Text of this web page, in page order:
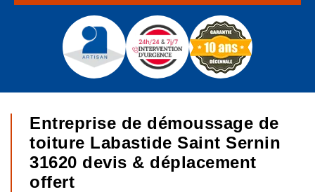
Entreprise de démoussage de
toiture Labastide Saint Sernin
31620 devis & déplacement
offert